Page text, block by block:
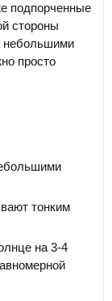
подпорченные
стороны
небольшими
просто
тонким
на 3-4